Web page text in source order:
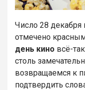
Число 28 декабря
отмечено
день кино всё-
столь
возвращаемся к
подтвердить